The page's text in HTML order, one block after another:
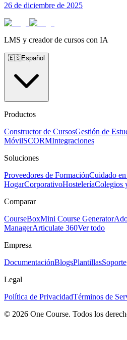
26 de diciembre de 2025
LMS y creador de cursos con IA
🇪🇸Español
Productos
Constructor de CursosGestión de
MóvilSCORMIntegraciones
Soluciones
Proveedores de FormaciónCuidado
HogarCorporativoHosteleríaColegios
Comparar
CourseBoxMini Course Generator
ManagerArticulate 360Ver todo
Empresa
DocumentaciónBlogsPlantillasSoporte
Legal
Política de PrivacidadTérminos de
© 2026 One Course. Todos los